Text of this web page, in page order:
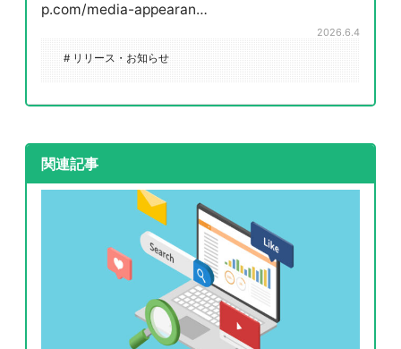
p.com/media-appearan…
2026.6.4
# リリース・お知らせ
関連記事